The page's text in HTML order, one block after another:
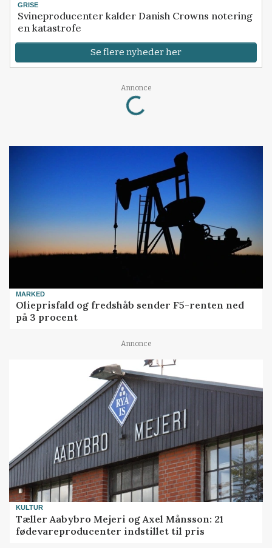
GRISE
Svineproducenter kalder Danish Crowns notering
en katastrofe
Se flere nyheder her
Annonce
Loading...
MARKED
Olieprisfald og fredshåb sender F5-renten ned
på 3 procent
Annonce
KULTUR
Tæller Aabybro Mejeri og Axel Månsson: 21
fødevareproducenter indstillet til pris